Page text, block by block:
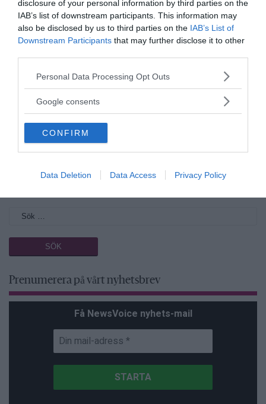
disclosure of your personal information by third parties on the
IAB’s list of downstream participants. This information may
also be disclosed by us to third parties on the IAB’s List of
Downstream Participants that may further disclose it to other
Please note that this website/app uses one or more Google
not limited to your visit or usage behaviour. You may click to
use your data for below specified purposes in below Google
consent section.
Personal Data Processing Opt Outs
Google consents
CONFIRM
Data Deletion Data Access Privacy Policy
Gästskribent
externskribent@newsvoice.se
Ämnen: ernst wolff
Prenumerera på vårt nyhetsbrev
Få NewsVoice nyhets-mail